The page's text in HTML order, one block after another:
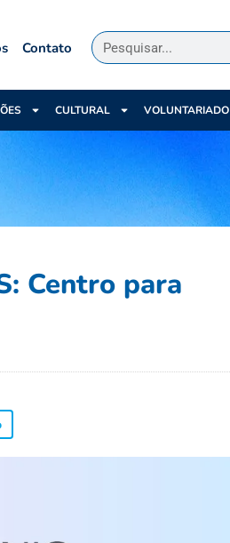
Contato
CULTURAL VOLUNTARIADO
Centro para